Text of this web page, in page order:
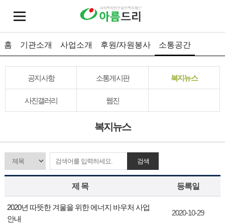
홈 기관소개 사업소개 후원/자원봉사 소통공간
공지사항 소통게시판 복지뉴스
사진갤러리 웹진
복지뉴스
검색
제 목 등록일
2020년 따뜻한 겨울을 위한 에너지 바우처 사업
안내
2020-10-29